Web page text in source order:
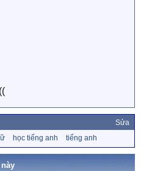
Sửa
học tiếng anh tiếng anh